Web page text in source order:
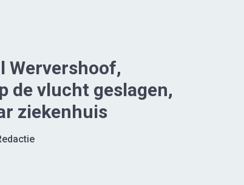
Wervershoof,
de vlucht geslagen,
ziekenhuis